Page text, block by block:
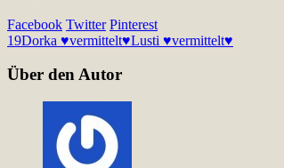
Facebook Twitter Pinterest
19Dorka ♥vermittelt♥Lusti ♥vermittelt♥
Über den Autor